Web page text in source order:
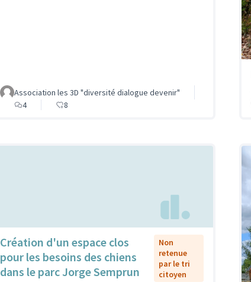
Association les 3D "diversité dialogue devenir"
4
8
Création d'un espace clos
pour les besoins des chiens
dans le parc Jorge Semprun
Non
retenue
par le tri
citoyen